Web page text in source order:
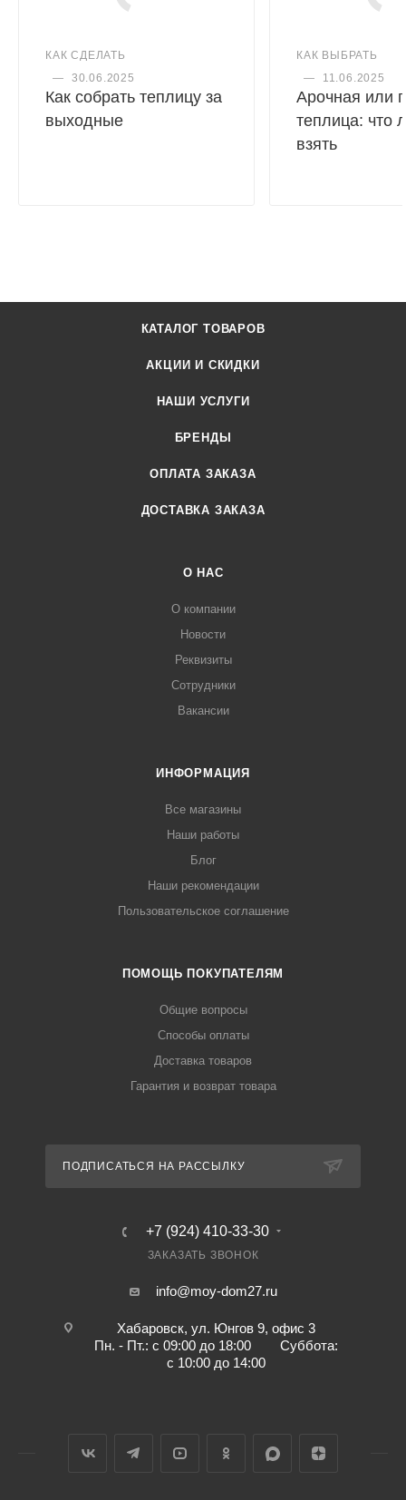
КАК СДЕЛАТЬ
—
30.06.2025
Как собрать теплицу за
выходные
КАК ВЫБРАТЬ
—
11.06.2025
Арочная или
теплица: что
взять
КАТАЛОГ ТОВАРОВ
АКЦИИ И СКИДКИ
НАШИ УСЛУГИ
БРЕНДЫ
ОПЛАТА ЗАКАЗА
ДОСТАВКА ЗАКАЗА
О НАС
О компании
Новости
Реквизиты
Сотрудники
Вакансии
ИНФОРМАЦИЯ
Все магазины
Наши работы
Блог
Наши рекомендации
Пользовательское соглашение
ПОМОЩЬ ПОКУПАТЕЛЯМ
Общие вопросы
Способы оплаты
Доставка товаров
Гарантия и возврат товара
ПОДПИСАТЬСЯ НА РАССЫЛКУ
+7 (924) 410-33-30
ЗАКАЗАТЬ ЗВОНОК
info@moy-dom27.ru
Хабаровск, ул. Юнгов 9, офис 3
Пн. - Пт.: с 09:00 до 18:00 Суббота:
с 10:00 до 14:00